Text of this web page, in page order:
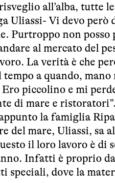
all’alba, tutte
Uliassi- Vi devo però
Purtroppo non posso
al mercato del
La verità è che
a quando, mano
piccolino e mi
di mare e ristoratori”.
la famiglia
del mare, Uliassi, sa
il loro lavoro è di
Infatti è proprio
speciali, dove la